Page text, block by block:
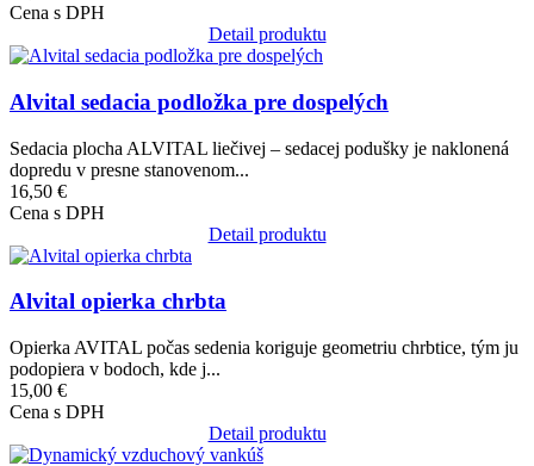
Cena s DPH
Detail produktu
Obrázok
Alvital sedacia podložka pre dospelých
Sedacia plocha ALVITAL liečivej – sedacej podušky je naklonená
dopredu v presne stanovenom...
16,50 €
Cena s DPH
Detail produktu
Obrázok
Alvital opierka chrbta
Opierka AVITAL počas sedenia koriguje geometriu chrbtice, tým ju
podopiera v bodoch, kde j...
15,00 €
Cena s DPH
Detail produktu
Obrázok